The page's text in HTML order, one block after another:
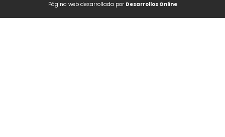
Página web desarrollada por Desarrollos Online